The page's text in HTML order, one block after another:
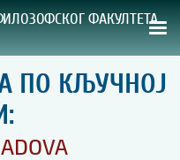
ФАКУЛТЕТА
ПО КЉУЧНОЈ